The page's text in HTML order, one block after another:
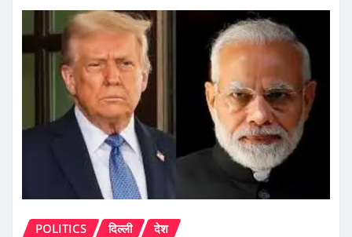
POLITICS दिल्ली देश